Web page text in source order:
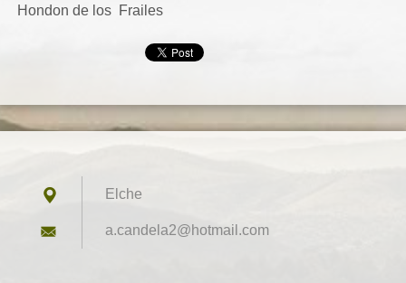
Hondon de los Frailes
Elche
a.candel a2@hotmail.com